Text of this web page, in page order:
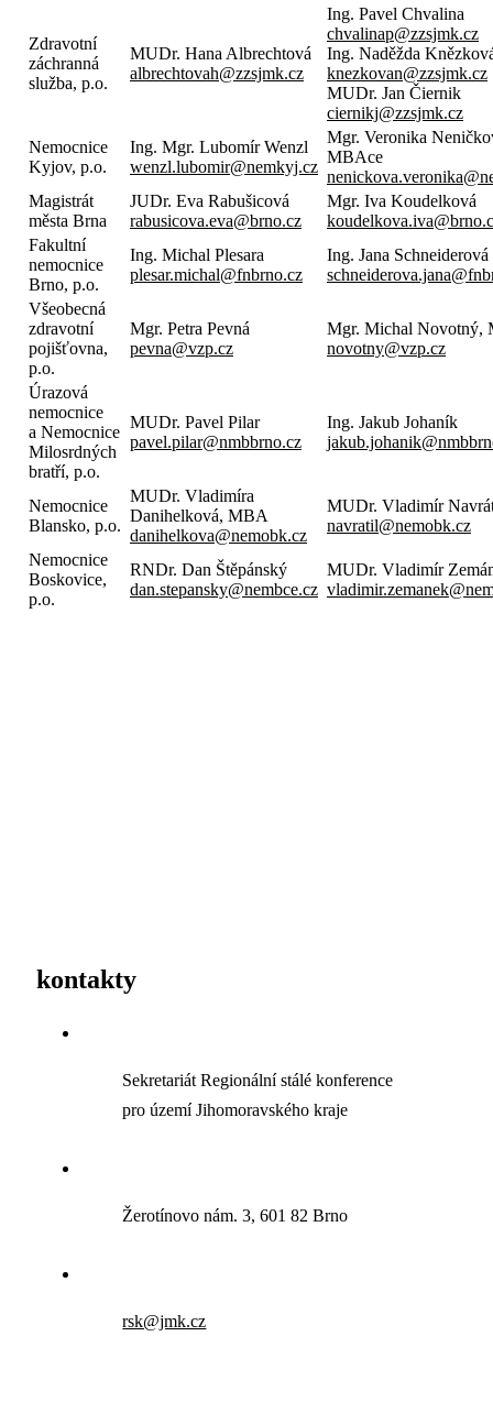
Zdravotní
záchranná
služba, p.o.
MUDr. Hana Albrechtová
albrechtovah@zzsjmk.cz
Ing. Pavel Chvalina
chvalinap@zzsjmk.cz
Ing. Naděžda
knezkovan@zzsjmk.cz
MUDr. Jan Čiernik
ciernikj@zzsjmk.cz
Nemocnice
Kyjov, p.o.
Ing. Mgr. Lubomír Wenzl
wenzl.lubomir@nemkyj.cz
Mgr. Veronika
MBAce
Magistrát
města Brna
JUDr. Eva Rabušicová
rabusicova.eva@brno.cz
Mgr. Iva Koudelková
Fakultní
nemocnice
Brno, p.o.
Ing. Michal Plesara
plesar.michal@fnbrno.cz
Ing. Jana Schneiderová
Všeobecná
zdravotní
pojišťovna,
p.o.
Mgr. Petra Pevná
pevna@vzp.cz
Mgr. Michal Novotný,
novotny@vzp.cz
Úrazová
nemocnice
a Nemocnice
Milosrdných
bratří, p.o.
MUDr. Pavel Pilar
pavel.pilar@nmbbrno.cz
Ing. Jakub Johaník
Nemocnice
Blansko, p.o.
MUDr. Vladimíra
Danihelková, MBA
danihelkova@nemobk.cz
MUDr. Vladimír
navratil@nemobk.cz
Nemocnice
Boskovice,
p.o.
RNDr. Dan Štěpánský
dan.stepansky@nembce.cz
MUDr. Vladimír
kontakty
Sekretariát Regionální stálé konference
pro území Jihomoravského kraje
Žerotínovo nám. 3, 601 82 Brno
rsk@jmk.cz